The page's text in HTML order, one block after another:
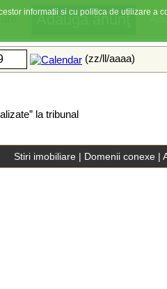
(zz/ll/aaaa)
la tribunal
Stiri imobiliare| Domenii conexe|
informatii si cu politica de utilizare a